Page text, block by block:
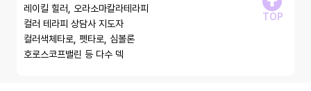
레이킬 힐러, 오라소마칼라테라피
컬러 테라피 상담사 지도자
컬러색체타로, 펫타로, 심볼론
호로스코프밸린 등 다수 덱
TOP